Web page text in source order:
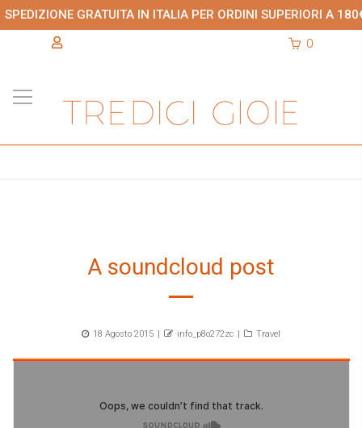
SPEDIZIONE GRATUITA IN ITALIA PER ORDINI SUPERIORI A
0
A soundcloud post
Posted
18 Agosto 2015 Author
info_p8o272zc Categories
Travel